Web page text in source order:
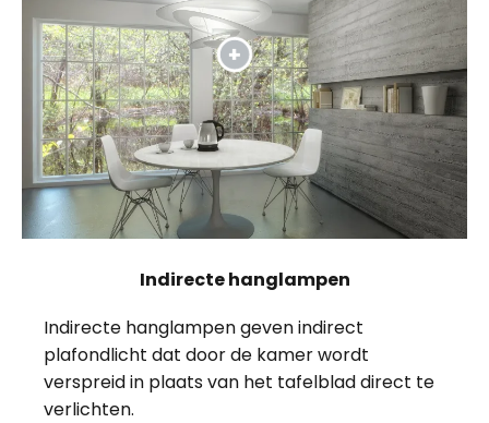
Indirecte hanglampen
Indirecte hanglampen geven indirect
plafondlicht dat door de kamer wordt
verspreid in plaats van het tafelblad direct te
verlichten.